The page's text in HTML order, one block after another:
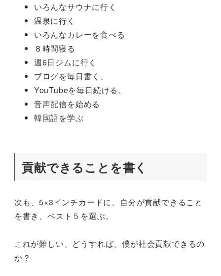
いろんなサウナに行く
温泉に行く
いろんなカレーを食べる
８時間寝る
週6日ジムに行く
ブログを毎日書く、
YouTubeを毎日続ける。
音声配信を始める
韓国語を学ぶ
貢献できることを書く
次も、5×3インチカードに、自分が貢献できること
を書き、ベスト５を選ぶ。
これが難しい、どうすれば、僕が社会貢献できるの
か？